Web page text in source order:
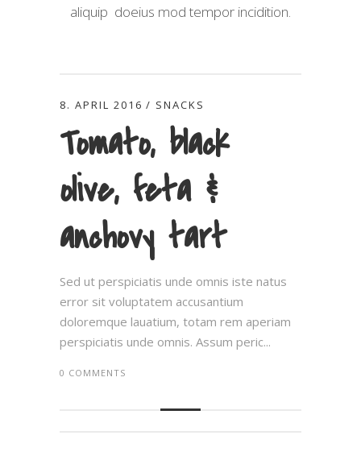
aliquip doeius mod tempor incidition.
8. APRIL 2016 SNACKS
Tomato, black
olive, feta &
anchovy tart
Sed ut perspiciatis unde omnis iste natus
error sit voluptatem accusantium
doloremque lauatium, totam rem aperiam
perspiciatis unde omnis. Assum peric...
0 COMMENTS